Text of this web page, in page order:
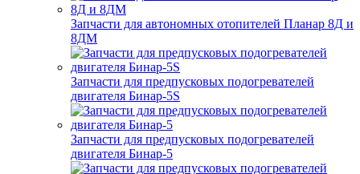
Запчасти для автономных отопителей Планар 8Д и
8ДМ
Запчасти для предпусковых подогревателей
двигателя Бинар-5S
Запчасти для предпусковых подогревателей
двигателя Бинар-5